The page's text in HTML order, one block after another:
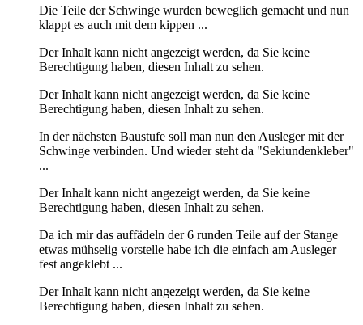
Die Teile der Schwinge wurden beweglich gemacht und nun
klappt es auch mit dem kippen ...
Der Inhalt kann nicht angezeigt werden, da Sie keine
Berechtigung haben, diesen Inhalt zu sehen.
Der Inhalt kann nicht angezeigt werden, da Sie keine
Berechtigung haben, diesen Inhalt zu sehen.
In der nächsten Baustufe soll man nun den Ausleger mit der
Schwinge verbinden. Und wieder steht da "Sekiundenkleber"
...
Der Inhalt kann nicht angezeigt werden, da Sie keine
Berechtigung haben, diesen Inhalt zu sehen.
Da ich mir das auffädeln der 6 runden Teile auf der Stange
etwas mühselig vorstelle habe ich die einfach am Ausleger
fest angeklebt ...
Der Inhalt kann nicht angezeigt werden, da Sie keine
Berechtigung haben, diesen Inhalt zu sehen.